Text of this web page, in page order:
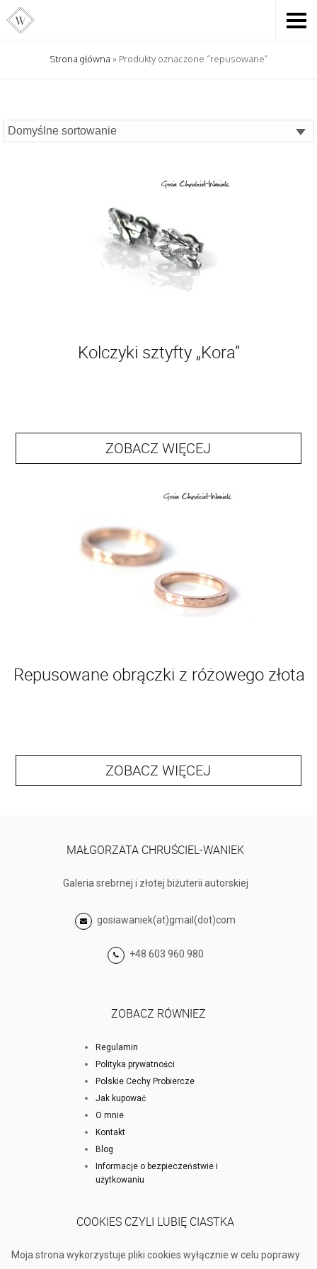
Strona główna » Produkty oznaczone “repusowane”
Kolczyki sztyfty „Kora”
ZOBACZ WIĘCEJ
Repusowane obrączki z różowego złota
ZOBACZ WIĘCEJ
MAŁGORZATA CHRUŚCIEL-WANIEK
Galeria srebrnej i złotej biżuterii autorskiej
gosiawaniek(at)gmail(dot)com
+48 603 960 980
ZOBACZ RÓWNIEŻ
Regulamin
Polityka prywatności
Polskie Cechy Probiercze
Jak kupować
O mnie
Kontakt
Blog
Informacje o bezpieczeństwie i
użytkowaniu
COOKIES CZYLI LUBIĘ CIASTKA
Moja strona wykorzystuje pliki cookies wyłącznie w celu poprawy